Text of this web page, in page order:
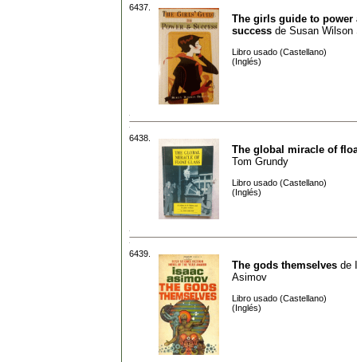
6437.
The girls guide to power
success de Susan Wilson
Libro usado (Castellano)
(Inglés)
6438.
The global miracle of
Tom Grundy
Libro usado (Castellano)
(Inglés)
6439.
The gods themselves de
Asimov
Libro usado (Castellano)
(Inglés)